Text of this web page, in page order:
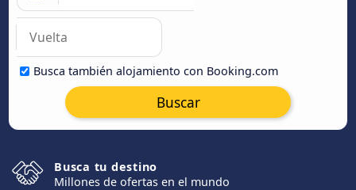
Busca también alojamiento con Booking.com
Buscar
Busca tu destino
Millones de ofertas en el mundo